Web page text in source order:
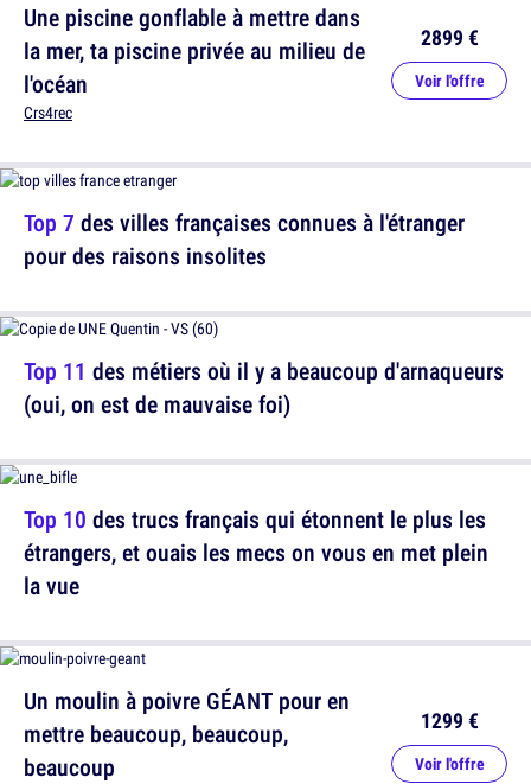
Top 7 des villes françaises connues à l'étranger
pour des raisons insolites
Top 10 des trucs français qui étonnent le plus les
étrangers, et ouais les mecs on vous en met plein
la vue
Une piscine gonflable à mettre dans
la mer, ta piscine privée au milieu de
l'océan
Crs4rec
2899 €
Voir l'offre
Top 11 des métiers où il y a beaucoup d'arnaqueurs
(oui, on est de mauvaise foi)
Un moulin à poivre GÉANT pour en
mettre beaucoup, beaucoup,
beaucoup
1299 €
Voir l'offre